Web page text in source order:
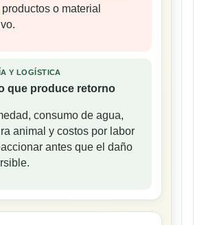
o material
Y LOGÍSTICA
que produce retorno
consumo de agua,
animal y costos por labor
antes que el daño